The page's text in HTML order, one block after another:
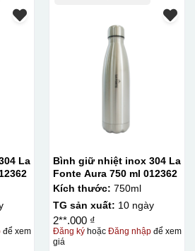
La
để xem
Bình giữ nhiệt inox 304 La
Fonte Aura 750 ml 012362
Kích thước: 750ml
TG sản xuất: 10 ngày
2**.000 ₫
Đăng kýhoặc Đăng nhậpđể xem
giá